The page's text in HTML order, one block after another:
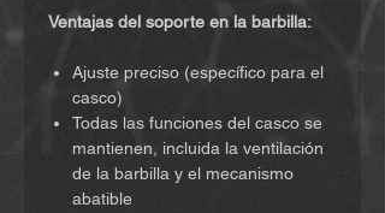
Ventajas del soporte en la barbilla:
Ajuste preciso (específico para el
casco)
Todas las funciones del casco se
mantienen, incluida la ventilación
de la barbilla y el mecanismo
abatible